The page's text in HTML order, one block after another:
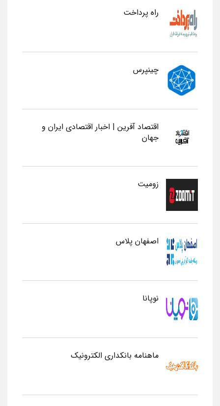
راه پرداخت
چینپرس
اقتصاد آفرین | اخبار اقتصادی ایران و
جهان
زومیت
اصفهان پلاس
نوپانا
ماهنامه بانکداری الکترونیک